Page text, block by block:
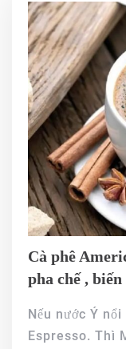
Cà phê
pha chế ,
Nếu nước Ý
Espresso. Thì